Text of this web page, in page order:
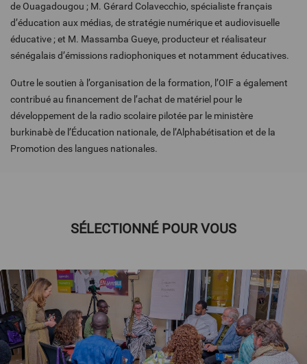
de Ouagadougou ; M. Gérard Colavecchio, spécialiste français
d’éducation aux médias, de stratégie numérique et audiovisuelle
éducative ; et M. Massamba Gueye, producteur et réalisateur
sénégalais d’émissions radiophoniques et notamment éducatives.
Outre le soutien à l’organisation de la formation, l’OIF a également
contribué au financement de l’achat de matériel pour le
développement de la radio scolaire pilotée par le ministère
burkinabè de l’Éducation nationale, de l’Alphabétisation et de la
Promotion des langues nationales.
SÉLECTIONNÉ POUR VOUS